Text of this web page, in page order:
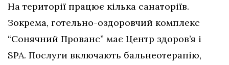
На території працює кілька санаторіїв.
Зокрема, готельно-оздоровчий комплекс
“Сонячний Прованс” має Центр здоров’я і
SPA. Послуги включають бальнеотерапію,